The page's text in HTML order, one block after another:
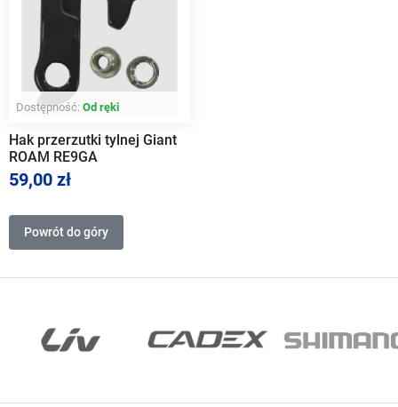
Dostępność: Od ręki
Hak przerzutki tylnej Giant
ROAM RE9GA
59,00 zł
Powrót do góry